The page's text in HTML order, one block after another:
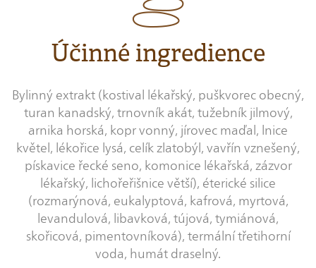
Účinné ingredience
Bylinný extrakt (kostival lékařský, puškvorec obecný,
turan kanadský, trnovník akát, tužebník jilmový,
arnika horská, kopr vonný, jírovec maďal, lnice
květel, lékořice lysá, celík zlatobýl, vavřín vznešený,
pískavice řecké seno, komonice lékařská, zázvor
lékařský, lichořeřišnice větší), éterické silice
(rozmarýnová, eukalyptová, kafrová, myrtová,
levandulová, libavková, tújová, tymiánová,
skořicová, pimentovníková), termální třetihorní
voda, humát draselný.